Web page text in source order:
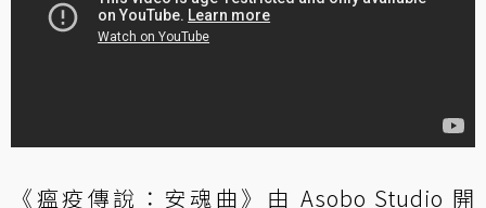
《瘟疫傳說：安魂曲》由 Asobo Studio 開